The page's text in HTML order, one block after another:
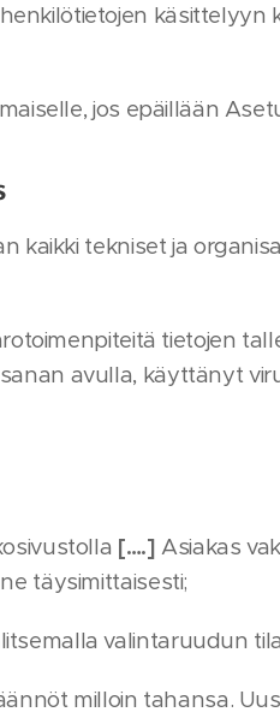
käsittelyyn
jos epäillään
kaikki tekniset ja
tietojen
avulla, käyttänyt
[….] Asiakas
täysimittaisesti;
valintaruudun
milloin tahansa.